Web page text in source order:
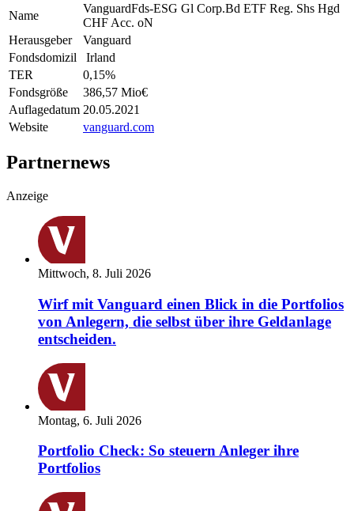
Name
VanguardFds-ESG Gl Corp.Bd ETF Reg. Shs Hgd
CHF Acc. oN
Herausgeber
Vanguard
Fondsdomizil
Irland
TER
0,15%
Fondsgröße
386,57 Mio€
Auflagedatum 20.05.2021
Website
vanguard.com
Partnernews
Anzeige
Mittwoch, 8. Juli 2026
Wirf mit Vanguard einen Blick in die Portfolios
von Anlegern, die selbst über ihre Geldanlage
entscheiden.
Montag, 6. Juli 2026
Portfolio Check: So steuern Anleger ihre
Portfolios